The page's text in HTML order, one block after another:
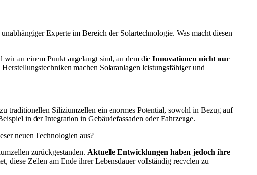
Experte im Bereich der Solartechnologie. Was macht diesen
an einem Punkt angelangt sind, an dem die Innovationen nicht nur
machen Solaranlagen leistungsfähiger und
traditionellen Siliziumzellen ein enormes Potential, sowohl in Bezug auf
in der Integration in Gebäudefassaden oder Fahrzeuge.
neuen Technologien aus?
zurückgestanden. Aktuelle Entwicklungen haben jedoch ihre
diese Zellen am Ende ihrer Lebensdauer vollständig recyclen zu